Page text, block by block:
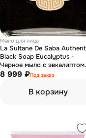
Мыло для лица
La Sultane De Saba
Black Soap Eucalyptus -
Черное мыло с эвкалиптом
300 мл
8 999 ₽Под заказ
В корзину